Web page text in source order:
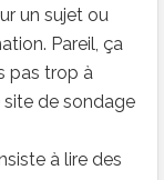
un sujet ou
Pareil, ça
pas trop à
site de sondage
à lire des